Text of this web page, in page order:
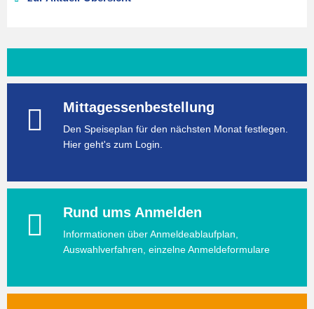
Mittagessenbestellung
Den Speiseplan für den nächsten Monat festlegen.
Hier geht's zum Login.
Rund ums Anmelden
Informationen über Anmeldeablaufplan,
Auswahlverfahren, einzelne Anmeldeformulare